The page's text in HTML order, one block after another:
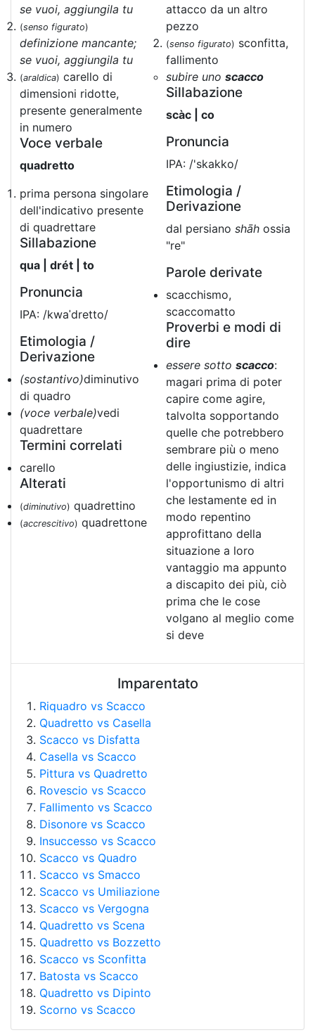
se vuoi, aggiungila tu
(senso figurato)
definizione mancante;
se vuoi, aggiungila tu
(araldica) carello di
dimensioni ridotte,
presente generalmente
in numero
Voce verbale
quadretto
prima persona singolare
dell'indicativo presente
di quadrettare
Sillabazione
qua | drét | to
Pronuncia
IPA: /kwaˈdretto/
Etimologia /
Derivazione
(sostantivo)diminutivo
di quadro
(voce verbale)vedi
quadrettare
Termini correlati
carello
Alterati
(diminutivo) quadrettino
(accrescitivo) quadrettone
attacco da un altro
pezzo
(senso figurato) sconfitta,
fallimento
subire uno scacco
Sillabazione
scàc | co
Pronuncia
IPA: /'skakko/
Etimologia /
Derivazione
dal persiano shāh ossia
"re"
Parole derivate
scacchismo,
scaccomatto
Proverbi e modi di
dire
essere sotto scacco:
magari prima di poter
capire come agire,
talvolta sopportando
quelle che potrebbero
sembrare più o meno
delle ingiustizie, indica
l'opportunismo di altri
che lestamente ed in
modo repentino
approfittano della
situazione a loro
vantaggio ma appunto
a discapito dei più, ciò
prima che le cose
volgano al meglio come
si deve
Imparentato
Riquadro vs Scacco
Quadretto vs Casella
Scacco vs Disfatta
Casella vs Scacco
Pittura vs Quadretto
Rovescio vs Scacco
Fallimento vs Scacco
Disonore vs Scacco
Insuccesso vs Scacco
Scacco vs Quadro
Scacco vs Smacco
Scacco vs Umiliazione
Scacco vs Vergogna
Quadretto vs Scena
Quadretto vs Bozzetto
Scacco vs Sconfitta
Batosta vs Scacco
Quadretto vs Dipinto
Scorno vs Scacco